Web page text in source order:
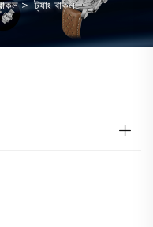
>ট্যাং বাকল